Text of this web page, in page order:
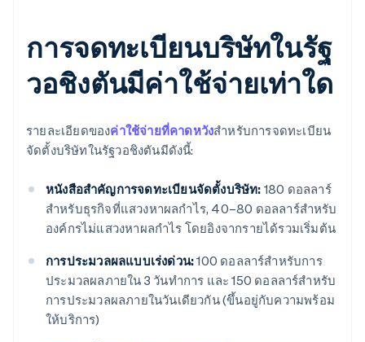
การจดทะเบียนบริษัทในรัฐ
วอชิงตันมีค่าใช้จ่ายเท่าใด
รายละเอียดของค่าใช้จ่ายที่คาดหวังสำหรับการจดทะเบียน
จัดตั้งบริษัทในรัฐวอชิงตันมีดังนี้:
หนังสือสำคัญการจดทะเบียนจัดตั้งบริษัท: 180 ดอลลาร์
สำหรับธุรกิจที่แสวงหาผลกำไร, 40–80 ดอลลาร์สำหรับ
องค์กรไม่แสวงหาผลกำไร โดยอิงจากรายได้รวมเริ่มต้น
การประมวลผลแบบเร่งด่วน:100 ดอลลาร์สำหรับการ
ประมวลผลภายใน 3 วันทำการ และ 150 ดอลลาร์สำหรับ
การประมวลผลภายในวันเดียวกัน (ขึ้นอยู่กับความพร้อม
ให้บริการ)